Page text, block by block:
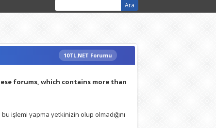
10TL.NET Forumu
forums, which contains more than
işlemi yapma yetkinizin olup olmadığını